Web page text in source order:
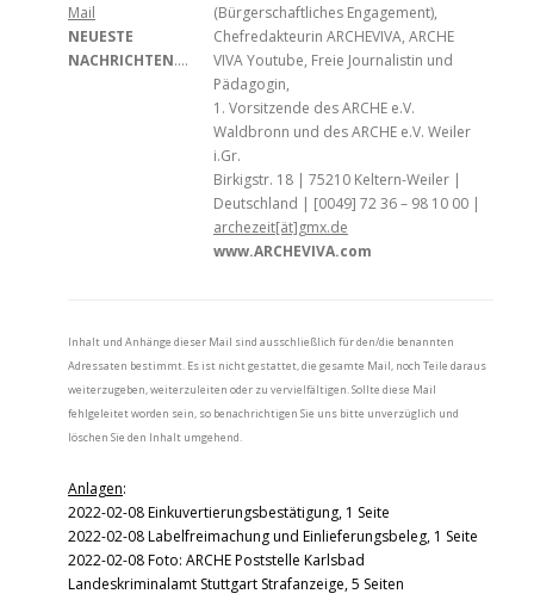
Mail
NEUESTE
NACHRICHTEN….
(Bürgerschaftliches Engagement),
Chefredakteurin ARCHEVIVA, ARCHE
VIVA Youtube, Freie Journalistin und
Pädagogin,
1. Vorsitzende des ARCHE e.V.
Waldbronn und des ARCHE e.V. Weiler
i.Gr.
Birkigstr. 18 | 75210 Keltern-Weiler |
Deutschland | [0049] 72 36 – 98 10 00 |
archezeit[ät]gmx.de
www.ARCHEVIVA.com
Inhalt und Anhänge dieser Mail sind ausschließlich für den/die benannten
Adressaten bestimmt. Es ist nicht gestattet, die gesamte Mail, noch Teile daraus
weiterzugeben, weiterzuleiten oder zu vervielfältigen. Sollte diese Mail
fehlgeleitet worden sein, so benachrichtigen Sie uns bitte unverzüglich und
löschen Sie den Inhalt umgehend.
Anlagen:
2022-02-08 Einkuvertierungsbestätigung, 1 Seite
2022-02-08 Labelfreimachung und Einlieferungsbeleg, 1 Seite
2022-02-08 Foto: ARCHE Poststelle Karlsbad
Landeskriminalamt Stuttgart Strafanzeige, 5 Seiten